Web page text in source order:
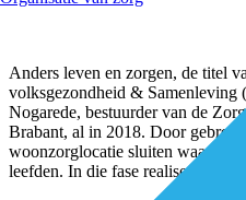
Anders leven en zorgen, de titel
volksgezondheid & Samenleving
Nogarede, bestuurder van de
Brabant, al in 2018. Door gebrek
woonzorglocatie sluiten waar
leefden. In die fase realiseerde